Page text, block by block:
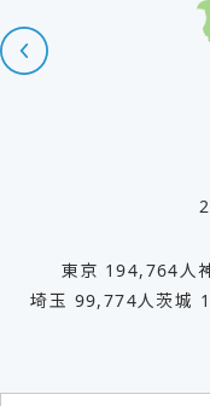
東京 194,764人
埼玉 99,774人茨城